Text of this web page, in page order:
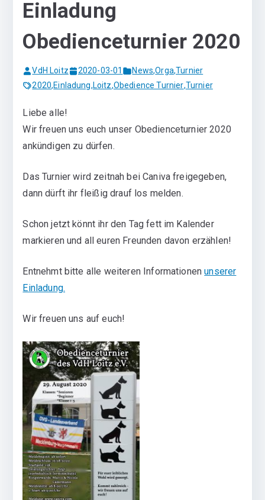
Einladung
Obedienceturnier 2020
VdH Loitz 2020-03-01 News,Orga,Turnier
2020,Einladung,Loitz,Obedience Turnier,Turnier
Liebe alle!
Wir freuen uns euch unser Obedienceturnier 2020
ankündigen zu dürfen.
Das Turnier wird zeitnah bei Caniva freigegeben,
dann dürft ihr fleißig drauf los melden.
Schon jetzt könnt ihr den Tag fett im Kalender
markieren und all euren Freunden davon erzählen!
Entnehmt bitte alle weiteren Informationenunserer
Einladung.
Wir freuen uns auf euch!